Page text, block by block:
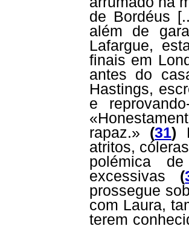
de Bordéus
além de
Lafargue,
finais em
antes do
Hastings,
e
rapaz.» (31)
atritos,
polémica
excessivas (
prossegue
com Laura,
terem